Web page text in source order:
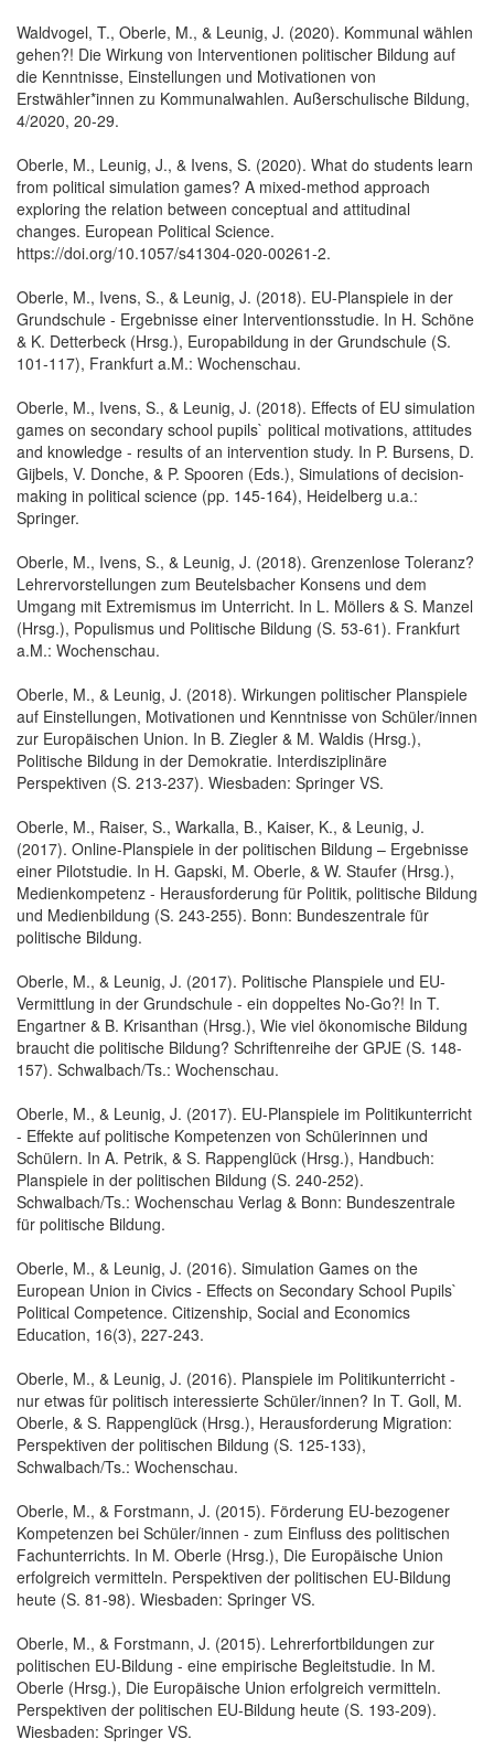
Waldvogel, T., Oberle, M., & Leunig, J. (2020). Kommunal wählen
gehen?! Die Wirkung von Interventionen politischer Bildung auf
die Kenntnisse, Einstellungen und Motivationen von
Erstwähler*innen zu Kommunalwahlen. Außerschulische Bildung,
4/2020, 20-29.
Oberle, M., Leunig, J., & Ivens, S. (2020). What do students learn
from political simulation games? A mixed-method approach
exploring the relation between conceptual and attitudinal
changes. European Political Science.
https://doi.org/10.1057/s41304-020-00261-2.
Oberle, M., Ivens, S., & Leunig, J. (2018). EU-Planspiele in der
Grundschule - Ergebnisse einer Interventionsstudie. In H. Schöne
& K. Detterbeck (Hrsg.), Europabildung in der Grundschule (S.
101-117), Frankfurt a.M.: Wochenschau.
Oberle, M., Ivens, S., & Leunig, J. (2018). Effects of EU simulation
games on secondary school pupils` political motivations, attitudes
and knowledge - results of an intervention study. In P. Bursens, D.
Gijbels, V. Donche, & P. Spooren (Eds.), Simulations of decision-
making in political science (pp. 145-164), Heidelberg u.a.:
Springer.
Oberle, M., Ivens, S., & Leunig, J. (2018). Grenzenlose Toleranz?
Lehrervorstellungen zum Beutelsbacher Konsens und dem
Umgang mit Extremismus im Unterricht. In L. Möllers & S. Manzel
(Hrsg.), Populismus und Politische Bildung (S. 53-61). Frankfurt
a.M.: Wochenschau.
Oberle, M., & Leunig, J. (2018). Wirkungen politischer Planspiele
auf Einstellungen, Motivationen und Kenntnisse von Schüler/innen
zur Europäischen Union. In B. Ziegler & M. Waldis (Hrsg.),
Politische Bildung in der Demokratie. Interdisziplinäre
Perspektiven (S. 213-237). Wiesbaden: Springer VS.
Oberle, M., Raiser, S., Warkalla, B., Kaiser, K., & Leunig, J.
(2017). Online-Planspiele in der politischen Bildung – Ergebnisse
einer Pilotstudie. In H. Gapski, M. Oberle, & W. Staufer (Hrsg.),
Medienkompetenz - Herausforderung für Politik, politische Bildung
und Medienbildung (S. 243-255). Bonn: Bundeszentrale für
politische Bildung.
Oberle, M., & Leunig, J. (2017). Politische Planspiele und EU-
Vermittlung in der Grundschule - ein doppeltes No-Go?! In T.
Engartner & B. Krisanthan (Hrsg.), Wie viel ökonomische Bildung
braucht die politische Bildung? Schriftenreihe der GPJE (S. 148-
157). Schwalbach/Ts.: Wochenschau.
Oberle, M., & Leunig, J. (2017). EU-Planspiele im Politikunterricht
- Effekte auf politische Kompetenzen von Schülerinnen und
Schülern. In A. Petrik, & S. Rappenglück (Hrsg.), Handbuch:
Planspiele in der politischen Bildung (S. 240-252).
Schwalbach/Ts.: Wochenschau Verlag & Bonn: Bundeszentrale
für politische Bildung.
Oberle, M., & Leunig, J. (2016). Simulation Games on the
European Union in Civics - Effects on Secondary School Pupils`
Political Competence. Citizenship, Social and Economics
Education, 16(3), 227-243.
Oberle, M., & Leunig, J. (2016). Planspiele im Politikunterricht -
nur etwas für politisch interessierte Schüler/innen? In T. Goll, M.
Oberle, & S. Rappenglück (Hrsg.), Herausforderung Migration:
Perspektiven der politischen Bildung (S. 125-133),
Schwalbach/Ts.: Wochenschau.
Oberle, M., & Forstmann, J. (2015). Förderung EU-bezogener
Kompetenzen bei Schüler/innen - zum Einfluss des politischen
Fachunterrichts. In M. Oberle (Hrsg.), Die Europäische Union
erfolgreich vermitteln. Perspektiven der politischen EU-Bildung
heute (S. 81-98). Wiesbaden: Springer VS.
Oberle, M., & Forstmann, J. (2015). Lehrerfortbildungen zur
politischen EU-Bildung - eine empirische Begleitstudie. In M.
Oberle (Hrsg.), Die Europäische Union erfolgreich vermitteln.
Perspektiven der politischen EU-Bildung heute (S. 193-209).
Wiesbaden: Springer VS.